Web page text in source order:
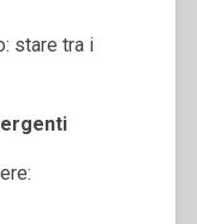
stare tra i